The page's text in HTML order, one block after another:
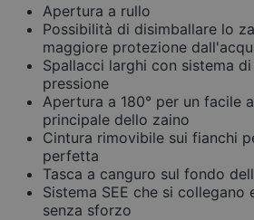
Apertura a rullo
Possibilità di disimballare lo
maggiore protezione
Spallacci larghi con sistema
pressione
Apertura a 180° per un facile
principale dello zaino
Cintura rimovibile sui fianchi
perfetta
Tasca a canguro sul fondo
Sistema SEE che si collegano
senza sforzo